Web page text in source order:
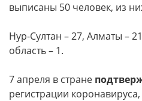
выписаны 50 человек, из
Нур-Султан – 27, Алматы –
область – 1.
7 апреля в стране
регистрации